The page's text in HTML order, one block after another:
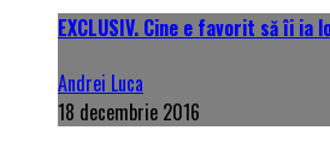
EXCLUSIV. Cine e favorit să îi ia
Andrei Luca
18 decembrie 2016